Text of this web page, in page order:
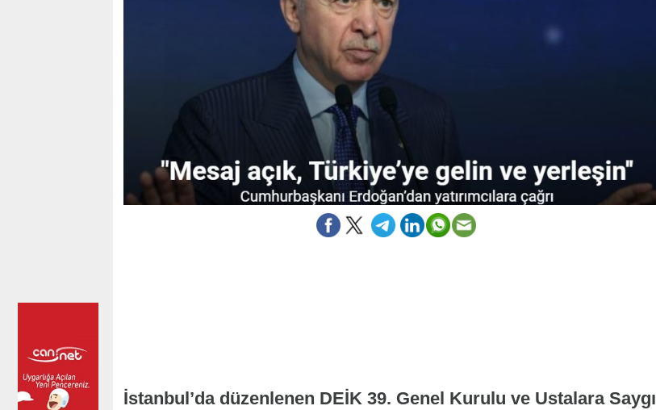
İstanbul’da düzenlenen DEİK 39. Genel Kurulu ve Ustalara Saygı